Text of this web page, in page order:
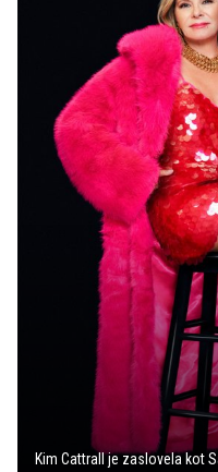
Kim Cattrall je zaslovela kot